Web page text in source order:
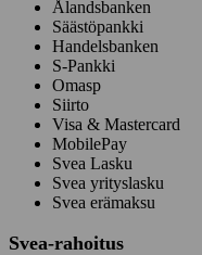
Ålandsbanken
Säästöpankki
Handelsbanken
S-Pankki
Omasp
Siirto
Visa & Mastercard
MobilePay
Svea Lasku
Svea yrityslasku
Svea erämaksu
Svea-rahoitus